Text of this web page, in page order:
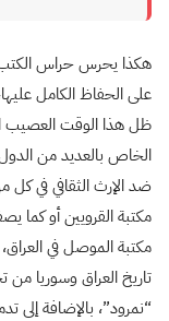
هكذا يحرس حراس الكتب
على الحفاظ الكامل
ظل هذا الوقت العصيب
الخاص بالعديد من
ضد الإرث الثقافي في كل
مكتبة القرويين أو كما
مكتبة الموصل في
تاريخ العراق وسوريا من
“نمرود”، بالإضافة إلى